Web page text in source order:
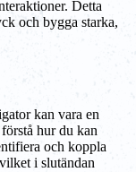
Detta
och bygga starka,
kan vara en
hur du kan
och koppla
i slutändan